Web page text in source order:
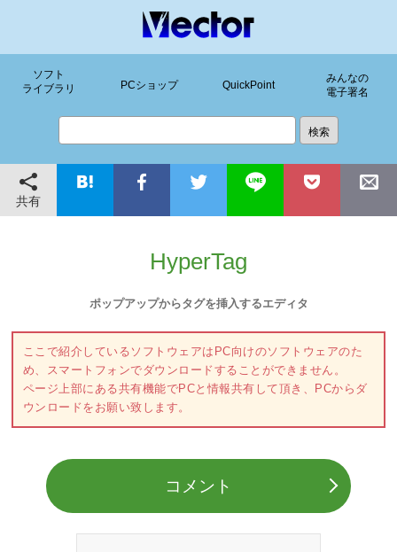
ソフト
ライブラリ
PCショップ QuickPoint
みんなの
電子署名
共有
HyperTag
ポップアップからタグを挿入するエディタ
ここで紹介しているソフトウェアはPC向けのソフトウェアのた
め、スマートフォンでダウンロードすることができません。
ページ上部にある共有機能でPCと情報共有して頂き、PCからダ
ウンロードをお願い致します。
コメント